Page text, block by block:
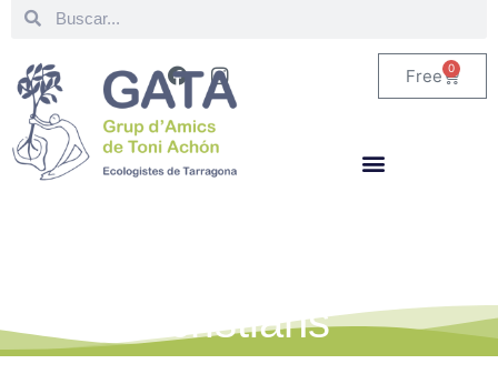
Free 0
cristians